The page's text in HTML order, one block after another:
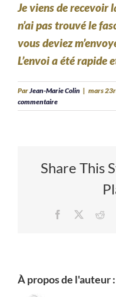
Je viens de recevoir
n’ai pas trouvé le
vous deviez
L’envoi a été rapide
ParJean-Marie Colin | mars
commentaire
Share This
Facebook
À propos de l'auteur :